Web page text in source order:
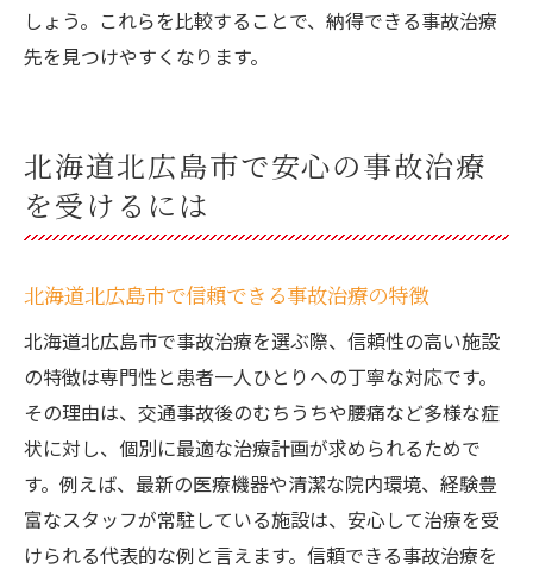
しょう。これらを比較することで、納得できる事故治療
先を見つけやすくなります。
北海道北広島市で安心の事故治療
を受けるには
北海道北広島市で信頼できる事故治療の特徴
北海道北広島市で事故治療を選ぶ際、信頼性の高い施設
の特徴は専門性と患者一人ひとりへの丁寧な対応です。
その理由は、交通事故後のむちうちや腰痛など多様な症
状に対し、個別に最適な治療計画が求められるためで
す。例えば、最新の医療機器や清潔な院内環境、経験豊
富なスタッフが常駐している施設は、安心して治療を受
けられる代表的な例と言えます。信頼できる事故治療を